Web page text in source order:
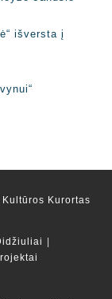
išversta į
Kultūros Kurortas